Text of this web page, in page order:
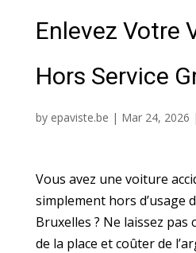
Enlevez Votre
Hors Service
by epaviste.be | Mar 24, 2026 |
Vous avez une voiture
simplement hors d’usage
Bruxelles ? Ne laissez pas
de la place et coûter de